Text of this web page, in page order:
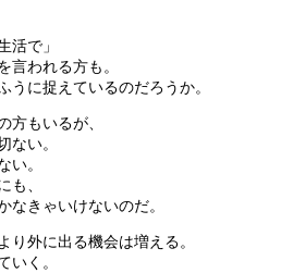
活で」
言われる方も。
うに捉えているのだろうか。
方もいるが、
ない。
い。
も、
なきゃいけないのだ。
り外に出る機会は増える。
いく。